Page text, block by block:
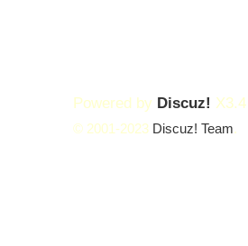
Powered by Discuz! X3.4
© 2001-2023 Discuz! Team.